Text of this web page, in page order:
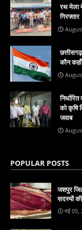
रथ मेला
गिरफ्तार
कौन कहाँ
को कृषि
जवाब
POPULAR POSTS
जशपुर
सदस्यों
मई 05,